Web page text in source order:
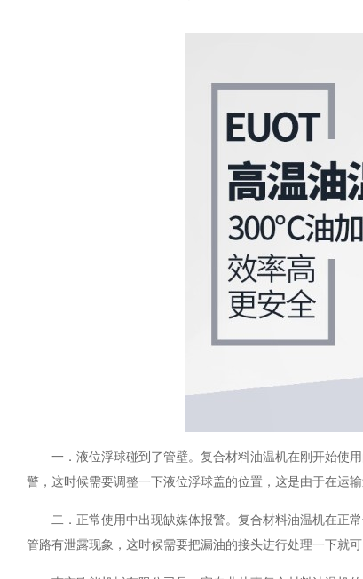
一．液位浮球碰到了管壁。复合材料油温机在刚开始使
警，这时候需要调整一下液位浮球盖的位置，这是由于在运
二．正常使用中出现缺媒体报警。复合材料油温机在正
管路有泄露现象，这时候需要把漏油的接头进行处理一下就可